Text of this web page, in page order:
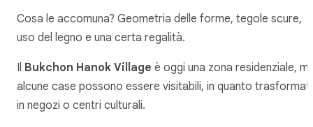
Cosa le accomuna? Geometria delle forme, tegole scure,
uso del legno e una certa regalità.
Il Bukchon Hanok Village è oggi una zona residenziale,
alcune case possono essere visitabili, in quanto
in negozi o centri culturali.